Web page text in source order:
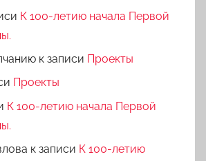
К 100-летию начала Первой
к записи Проекты
Проекты
К 100-летию начала Первой
к записи К 100-летию